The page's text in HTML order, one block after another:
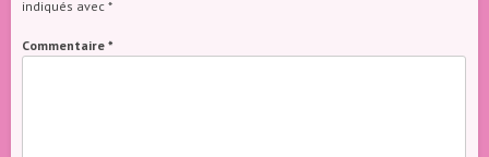
indiqués avec *
Commentaire *